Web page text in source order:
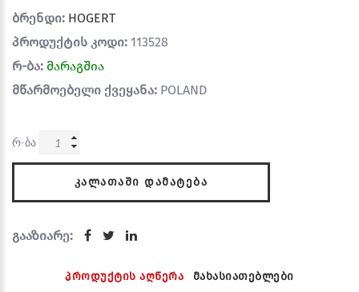
ბრენდი: HOGERT
პროდუქტის კოდი: 113528
რ-ბა: მარაგშია
მწარმოებელი ქვეყანა: POLAND
რ-ბა
ᲙᲐᲚᲐᲗᲐᲨᲘ ᲓᲐᲛᲐᲢᲔᲑᲐ
გააზიარე:
პროდუქტის აღწერა მახასიათებლები